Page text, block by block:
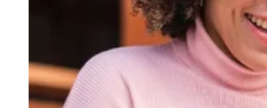
OsascoCarapicuíbaJandiraItapevi CotiaPirapora
do Bom JesusAraçariguama CaieirasFranco da
Francisco Morato Taboão da Serra Embu das ArtesSão Roque
Para Sua Empresa
Anuncie Regional